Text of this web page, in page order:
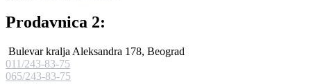
Prodavnica 2:
Bulevar kralja Aleksandra 178, Beograd
011/243-83-75
065/243-83-75